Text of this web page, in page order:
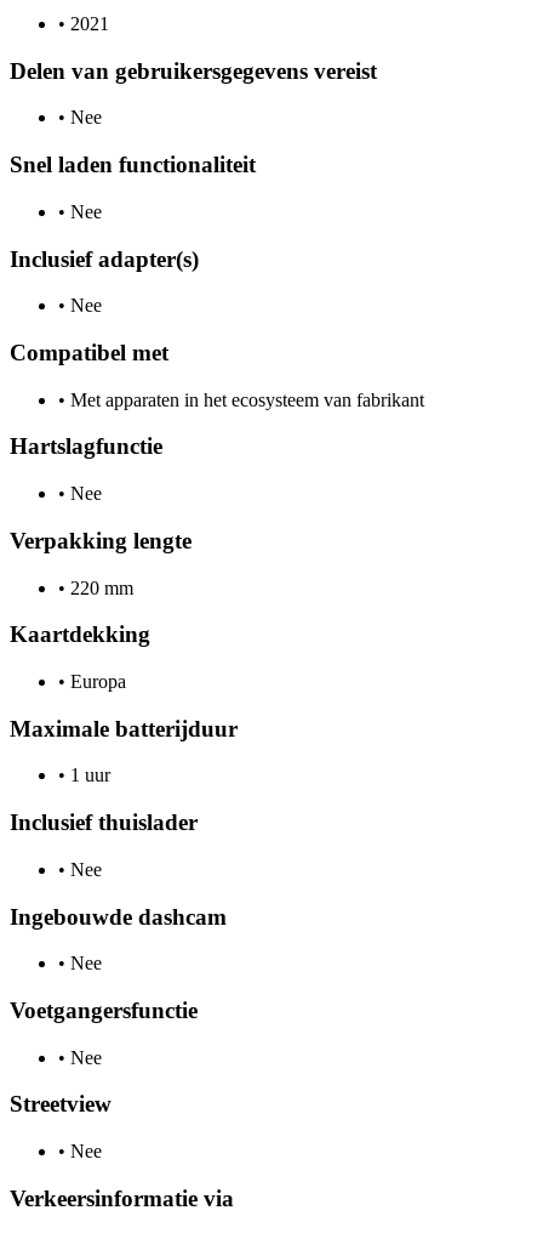
• 2021
Delen van gebruikersgegevens vereist
• Nee
Snel laden functionaliteit
• Nee
Inclusief adapter(s)
• Nee
Compatibel met
• Met apparaten in het ecosysteem van fabrikant
Hartslagfunctie
• Nee
Verpakking lengte
• 220 mm
Kaartdekking
• Europa
Maximale batterijduur
• 1 uur
Inclusief thuislader
• Nee
Ingebouwde dashcam
• Nee
Voetgangersfunctie
• Nee
Streetview
• Nee
Verkeersinformatie via